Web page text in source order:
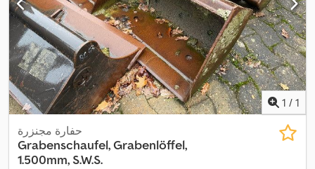
1 / 1
حفارة مجنزرة
Grabenschaufel, Grabenlöffel,
1.500mm, S.W.S.